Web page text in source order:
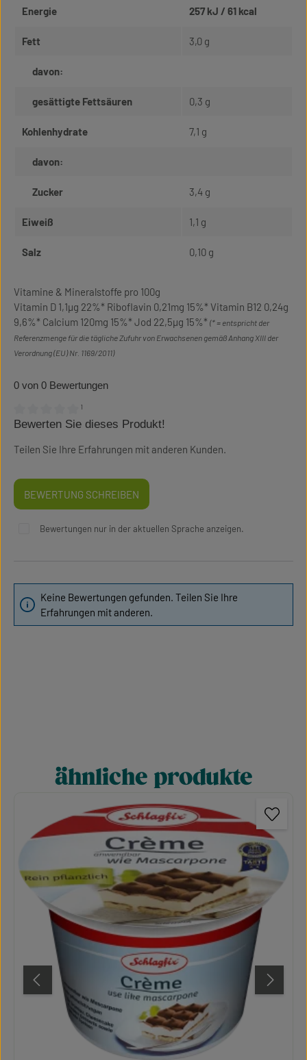
Energie 257 kJ / 61 kcal
Fett 3,0 g
davon:
gesättigte Fettsäuren 0,3 g
Kohlenhydrate 7,1 g
davon:
Zucker 3,4 g
Eiweiß 1,1 g
Salz 0,10 g
Vitamine & Mineralstoffe pro 100g
Vitamin D 1,1µg 22%* Riboflavin 0,21mg 15%* Vitamin B12 0,24g
9,6%* Calcium 120mg 15%* Jod 22,5µg 15%* (* = entspricht der
Referenzmenge für die tägliche Zufuhr von Erwachsenen gemäß Anhang XIII der
Verordnung (EU) Nr. 1169/2011)
0 von 0 Bewertungen
Durchschnittliche Bewertung von 0 von 5 Sternen
¹
Bewerten Sie dieses Produkt!
Teilen Sie Ihre Erfahrungen mit anderen Kunden.
BEWERTUNG SCHREIBEN
Bewertungen nur in der aktuellen Sprache anzeigen.
Keine Bewertungen gefunden. Teilen Sie Ihre
Erfahrungen mit anderen.
Produktgalerie überspringen
ähnliche produkte